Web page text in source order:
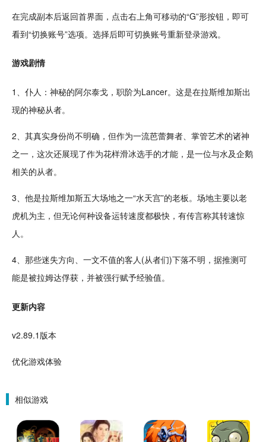
在完成副本后返回首界面，点击右上角可移动的“G”形按钮，即可
看到“切换账号”选项。选择后即可切换账号重新登录游戏。
游戏剧情
1、仆人：神秘的阿尔泰戈，职阶为Lancer。这是在拉斯维加斯出
现的神秘从者。
2、其真实身份尚不明确，但作为一流芭蕾舞者、掌管艺术的诸神
之一，这次还展现了作为花样滑冰选手的才能，是一位与水及企鹅
相关的从者。
3、他是拉斯维加斯五大场地之一“水天宫”的老板。场地主要以老
虎机为主，但无论何种设备运转速度都极快，有传言称其转速惊
人。
4、那些迷失方向、一文不值的客人(从者们)下落不明，据推测可
能是被拉姆达俘获，并被强行赋予经验值。
更新内容
v2.89.1版本
优化游戏体验
相似游戏